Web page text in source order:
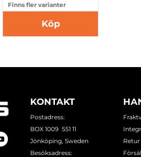
Finns fler varianter
Köp
KONTAKT
Postadress:
BOX 1009 551 11
Jönköping, Sweden
Besöksadress:
Retur